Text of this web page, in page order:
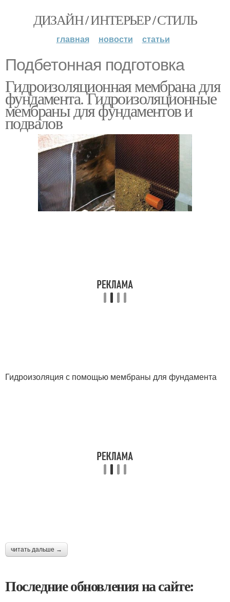
ДИЗАЙН / ИНТЕРЬЕР / СТИЛЬ
главная новости статьи
Подбетонная подготовка
Гидроизоляционная мембрана для
фундамента. Гидроизоляционные
мембраны для фундаментов и
подвалов
Гидроизоляция с помощью мембраны для фундамента
читать дальше →
Последние обновления на сайте: